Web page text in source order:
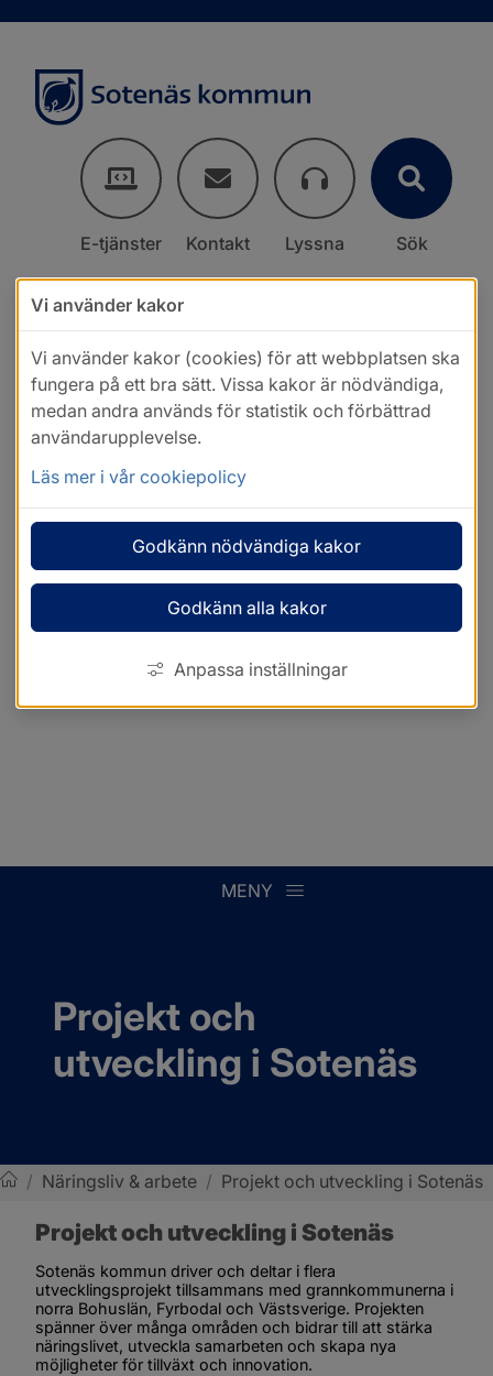
E-tjänster Kontakt Lyssna Sök
MENY
Projekt och
utveckling i Sotenäs
/ Näringsliv & arbete / Projekt och utveckling i Sotenäs
Projekt och utveckling i Sotenäs
Sotenäs kommun driver och deltar i flera
utvecklingsprojekt tillsammans med grannkommunerna i
norra Bohuslän, Fyrbodal och Västsverige. Projekten
spänner över många områden och bidrar till att stärka
näringslivet, utveckla samarbeten och skapa nya
möjligheter för tillväxt och innovation.
Vi använder kakor
Vi använder kakor (cookies) för att webbplatsen ska
fungera på ett bra sätt. Vissa kakor är nödvändiga,
medan andra används för statistik och förbättrad
användarupplevelse.
Läs mer i vår cookiepolicy
Godkänn nödvändiga kakor
Godkänn alla kakor
Anpassa inställningar